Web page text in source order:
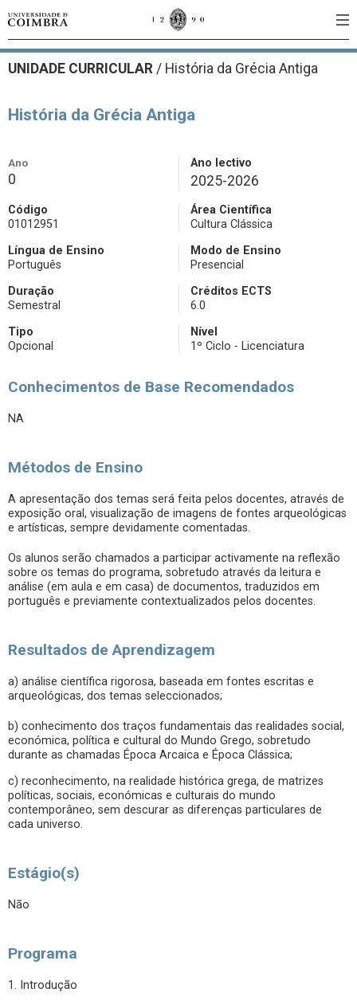
UNIDADE CURRICULAR / História da Grécia Antiga
História da Grécia Antiga
Ano
0
Ano lectivo
2025-2026
Código
01012951
Área Científica
Cultura Clássica
Língua de Ensino
Português
Modo de Ensino
Presencial
Duração
Semestral
Créditos ECTS
6.0
Tipo
Opcional
Nível
1º Ciclo - Licenciatura
Conhecimentos de Base Recomendados
NA
Métodos de Ensino
A apresentação dos temas será feita pelos docentes, através de
exposição oral, visualização de imagens de fontes arqueológicas
e artísticas, sempre devidamente comentadas.
Os alunos serão chamados a participar activamente na reflexão
sobre os temas do programa, sobretudo através da leitura e
análise (em aula e em casa) de documentos, traduzidos em
português e previamente contextualizados pelos docentes.
Resultados de Aprendizagem
a) análise científica rigorosa, baseada em fontes escritas e
arqueológicas, dos temas seleccionados;
b) conhecimento dos traços fundamentais das realidades social,
económica, política e cultural do Mundo Grego, sobretudo
durante as chamadas Época Arcaica e Época Clássica;
c) reconhecimento, na realidade histórica grega, de matrizes
políticas, sociais, económicas e culturais do mundo
contemporâneo, sem descurar as diferenças particulares de
cada universo.
Estágio(s)
Não
Programa
1. Introdução